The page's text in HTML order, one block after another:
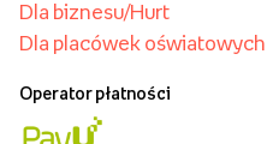
Dla biznesu/Hurt
Dla placówek oświatowych
Operator płatności